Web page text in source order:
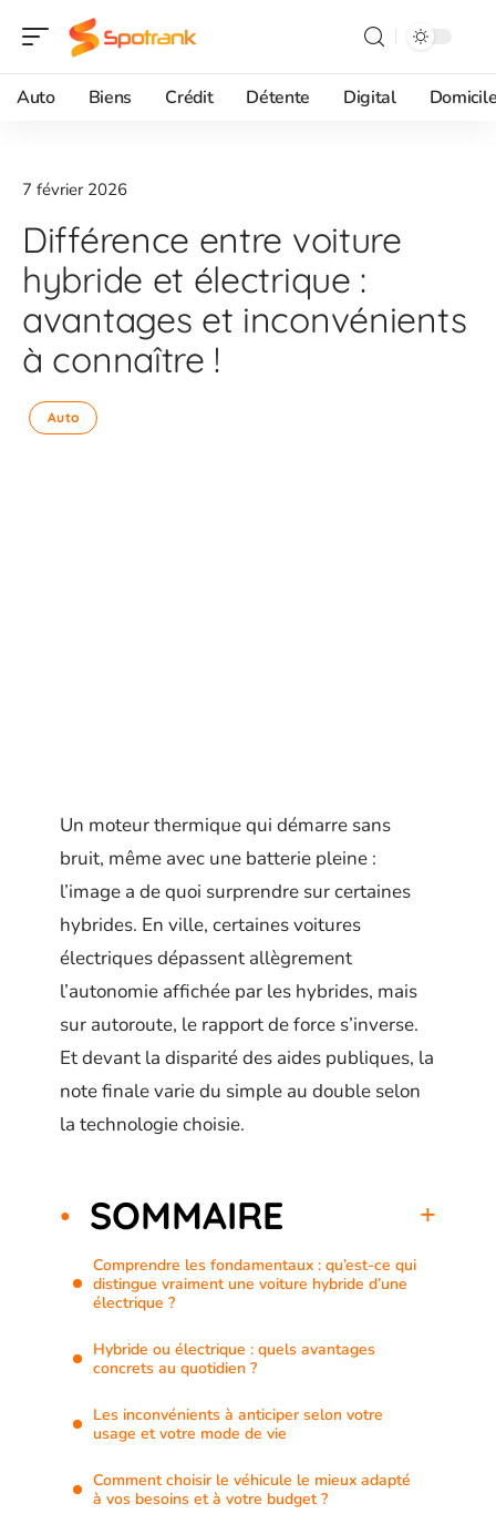
Auto Biens Crédit Détente Digital
7 février 2026
Différence entre voiture
hybride et électrique :
avantages et inconvénients
à connaître !
Auto
Un moteur thermique qui démarre sans
bruit, même avec une batterie pleine :
l’image a de quoi surprendre sur certaines
hybrides. En ville, certaines voitures
électriques dépassent allègrement
l’autonomie affichée par les hybrides, mais
sur autoroute, le rapport de force s’inverse.
Et devant la disparité des aides publiques, la
note finale varie du simple au double selon
la technologie choisie.
SOMMAIRE
Comprendre les fondamentaux : qu’est-ce qui
distingue vraiment une voiture hybride d’une
électrique ?
Hybride ou électrique : quels avantages
concrets au quotidien ?
Les inconvénients à anticiper selon votre
usage et votre mode de vie
Comment choisir le véhicule le mieux adapté
à vos besoins et à votre budget ?